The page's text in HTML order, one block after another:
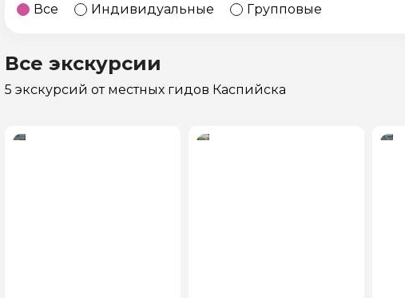
Все Индивидуальные Групповые
Все экскурсии
5 экскурсий от местных гидов Каспийска